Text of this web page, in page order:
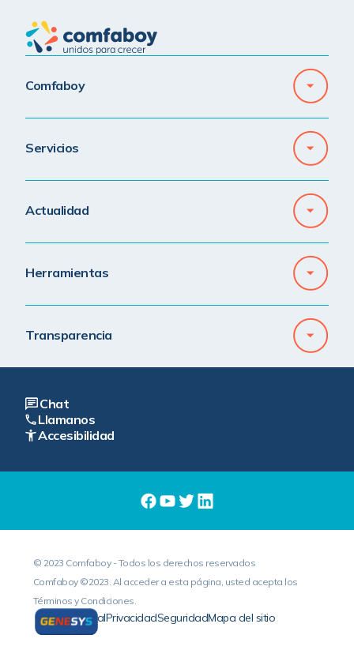
Comfaboy
Servicios
Actualidad
Herramientas
Transparencia
Chat
Llamanos
Accesibilidad
© 2023 Comfaboy - Todos los derechos reservados
Comfaboy ©2023. Al acceder a esta página, usted acepta los
Términos y Condiciones.
LegalPrivacidadSeguridadMapa del sitio